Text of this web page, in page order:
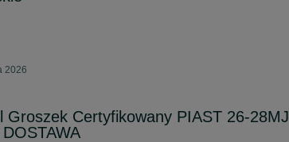
2026
Groszek Certyfikowany PIAST 26-28MJ